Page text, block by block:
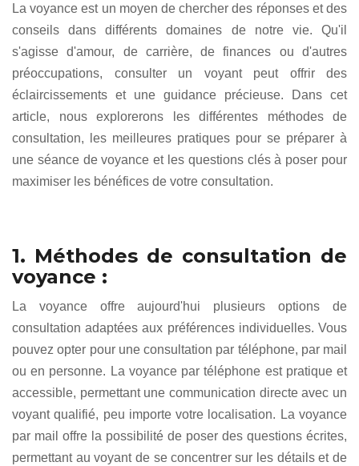
La voyance est un moyen de chercher des réponses et des
conseils dans différents domaines de notre vie. Qu'il
s'agisse d'amour, de carrière, de finances ou d'autres
préoccupations, consulter un voyant peut offrir des
éclaircissements et une guidance précieuse. Dans cet
article, nous explorerons les différentes méthodes de
consultation, les meilleures pratiques pour se préparer à
une séance de voyance et les questions clés à poser pour
maximiser les bénéfices de votre consultation.
1. Méthodes de consultation de
voyance :
La voyance offre aujourd'hui plusieurs options de
consultation adaptées aux préférences individuelles. Vous
pouvez opter pour une consultation par téléphone, par mail
ou en personne. La voyance par téléphone est pratique et
accessible, permettant une communication directe avec un
voyant qualifié, peu importe votre localisation. La voyance
par mail offre la possibilité de poser des questions écrites,
permettant au voyant de se concentrer sur les détails et de